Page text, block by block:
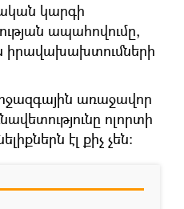
կարգի
ապահովումը,
իրավախախտումների
առաջավոր
ոլորտի
էլ քիչ չեն: